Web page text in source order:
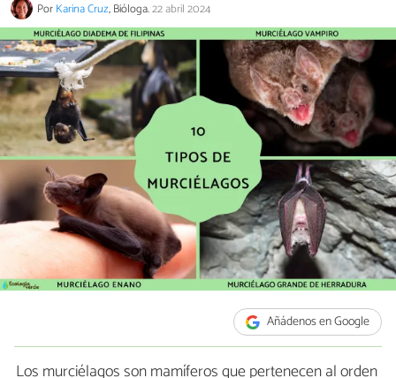
PorKarina Cruz, Bióloga.22 abril 2024
Añádenos en Google
Los murciélagos son mamíferos que pertenecen al orden